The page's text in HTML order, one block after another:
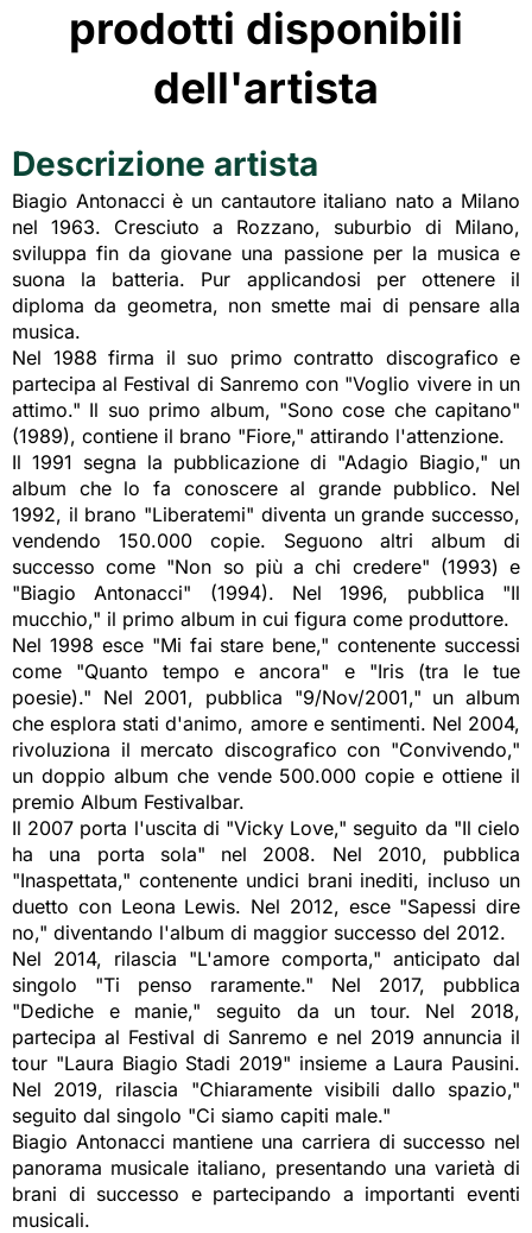
prodotti disponibili
dell'artista
Descrizione artista
Biagio Antonacci è un cantautore italiano nato a Milano
nel 1963. Cresciuto a Rozzano, suburbio di Milano,
sviluppa fin da giovane una passione per la musica e
suona la batteria. Pur applicandosi per ottenere il
diploma da geometra, non smette mai di pensare alla
musica.
Nel 1988 firma il suo primo contratto discografico e
partecipa al Festival di Sanremo con "Voglio vivere in un
attimo." Il suo primo album, "Sono cose che capitano"
(1989), contiene il brano "Fiore," attirando l'attenzione.
Il 1991 segna la pubblicazione di "Adagio Biagio," un
album che lo fa conoscere al grande pubblico. Nel
1992, il brano "Liberatemi" diventa un grande successo,
vendendo 150.000 copie. Seguono altri album di
successo come "Non so più a chi credere" (1993) e
"Biagio Antonacci" (1994). Nel 1996, pubblica "Il
mucchio," il primo album in cui figura come produttore.
Nel 1998 esce "Mi fai stare bene," contenente successi
come "Quanto tempo e ancora" e "Iris (tra le tue
poesie)." Nel 2001, pubblica "9/Nov/2001," un album
che esplora stati d'animo, amore e sentimenti. Nel 2004,
rivoluziona il mercato discografico con "Convivendo,"
un doppio album che vende 500.000 copie e ottiene il
premio Album Festivalbar.
Il 2007 porta l'uscita di "Vicky Love," seguito da "Il cielo
ha una porta sola" nel 2008. Nel 2010, pubblica
"Inaspettata," contenente undici brani inediti, incluso un
duetto con Leona Lewis. Nel 2012, esce "Sapessi dire
no," diventando l'album di maggior successo del 2012.
Nel 2014, rilascia "L'amore comporta," anticipato dal
singolo "Ti penso raramente." Nel 2017, pubblica
"Dediche e manie," seguito da un tour. Nel 2018,
partecipa al Festival di Sanremo e nel 2019 annuncia il
tour "Laura Biagio Stadi 2019" insieme a Laura Pausini.
Nel 2019, rilascia "Chiaramente visibili dallo spazio,"
seguito dal singolo "Ci siamo capiti male."
Biagio Antonacci mantiene una carriera di successo nel
panorama musicale italiano, presentando una varietà di
brani di successo e partecipando a importanti eventi
musicali.